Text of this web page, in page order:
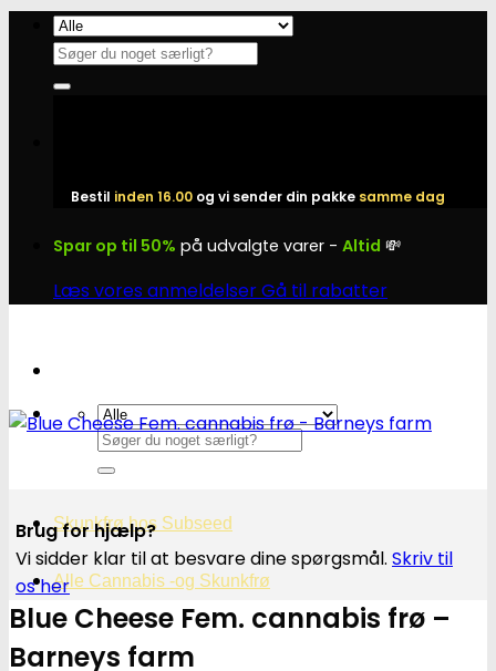
Fortsæt
indhold
Søg
efter:
Bestil inden 16.00 og vi sender din pakke samme dag
Spar op til 50% på udvalgte varer - Altid 💸
Læs vores anmeldelserGå til rabatter
Søg
efter:
Skunkfrø hos Subseed
Alle Cannabis -og Skunkfrø
Brug for hjælp?
Vi sidder klar til at besvare dine spørgsmål. Skriv til
os her
Blue Cheese Fem. cannabis frø –
Barneys farm